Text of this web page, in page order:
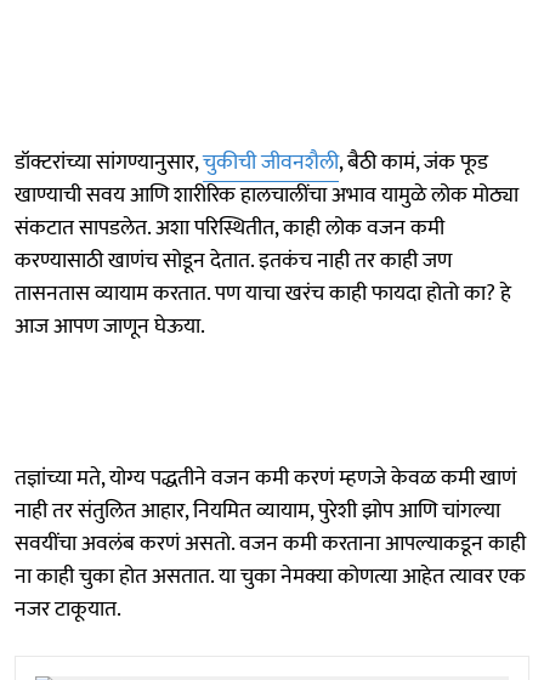
डॉक्टरांच्या सांगण्यानुसार,चुकीची जीवनशैली, बैठी कामं, जंक फूड
खाण्याची सवय आणि शारीरिक हालचालींचा अभाव यामुळे लोक मोठ्या
संकटात सापडलेत. अशा परिस्थितीत, काही लोक वजन कमी
करण्यासाठी खाणंच सोडून देतात. इतकंच नाही तर काही जण
तासनतास व्यायाम करतात. पण याचा खरंच काही फायदा होतो का? हे
आज आपण जाणून घेऊया.
तज्ञांच्या मते, योग्य पद्धतीने वजन कमी करणं म्हणजे केवळ कमी खाणं
नाही तर संतुलित आहार, नियमित व्यायाम, पुरेशी झोप आणि चांगल्या
सवयींचा अवलंब करणं असतो. वजन कमी करताना आपल्याकडून काही
ना काही चुका होत असतात. या चुका नेमक्या कोणत्या आहेत त्यावर एक
नजर टाकूयात.